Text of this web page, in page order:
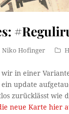
Niko Hofinger
wir in einer
update
zurücklässt wie
neue Karte hier